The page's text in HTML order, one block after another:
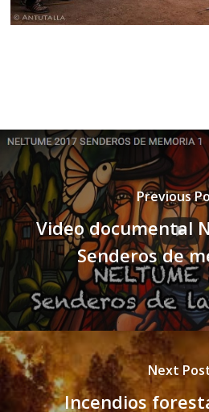
Previous
Video documental
Senderos de
Next
Incendios